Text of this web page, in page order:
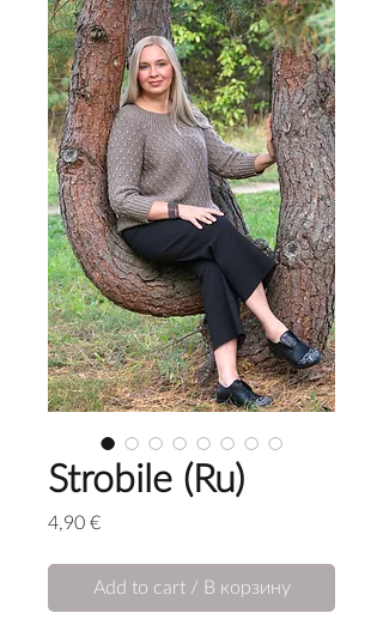
Strobile (Ru)
4,90 €Price
Add to cart / В корзину